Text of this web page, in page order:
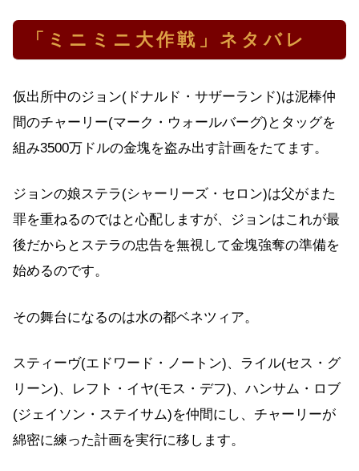
「ミニミニ大作戦」ネタバレ
仮出所中のジョン(ドナルド・サザーランド)は泥棒仲
間のチャーリー(マーク・ウォールバーグ)とタッグを
組み3500万ドルの金塊を盗み出す計画をたてます。
ジョンの娘ステラ(シャーリーズ・セロン)は父がまた
罪を重ねるのではと心配しますが、ジョンはこれが最
後だからとステラの忠告を無視して金塊強奪の準備を
始めるのです。
その舞台になるのは水の都ベネツィア。
スティーヴ(エドワード・ノートン)、ライル(セス・グ
リーン)、レフト・イヤ(モス・デフ)、ハンサム・ロブ
(ジェイソン・ステイサム)を仲間にし、チャーリーが
綿密に練った計画を実行に移します。